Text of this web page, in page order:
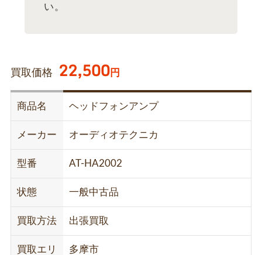
い。
買取価格 22,500円
商品名 ヘッドフォンアンプ
メーカー オーディオテクニカ
型番 AT-HA2002
状態 一般中古品
買取方法 出張買取
買取エリ
多摩市